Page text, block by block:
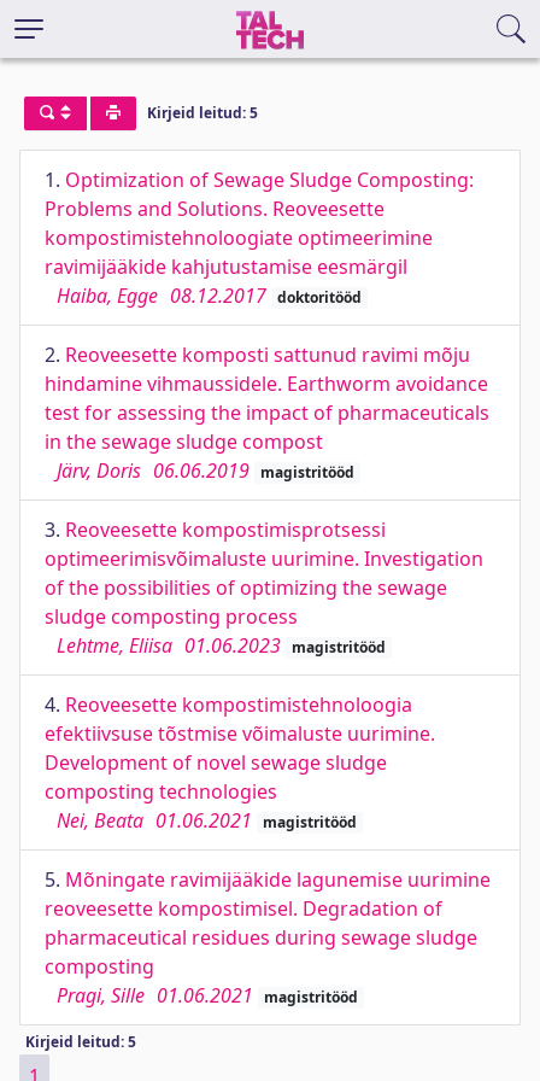
Kirjeid leitud: 5
1. Optimization of Sewage Sludge Composting:
Problems and Solutions. Reoveesette
kompostimistehnoloogiate optimeerimine
ravimijääkide kahjutustamise eesmärgil
Haiba, Egge 08.12.2017 doktoritööd
2. Reoveesette komposti sattunud ravimi mõju
hindamine vihmaussidele. Earthworm avoidance
test for assessing the impact of pharmaceuticals
in the sewage sludge compost
Järv, Doris 06.06.2019 magistritööd
3. Reoveesette kompostimisprotsessi
optimeerimisvõimaluste uurimine. Investigation
of the possibilities of optimizing the sewage
sludge composting process
Lehtme, Eliisa 01.06.2023 magistritööd
4. Reoveesette kompostimistehnoloogia
efektiivsuse tõstmise võimaluste uurimine.
Development of novel sewage sludge
composting technologies
Nei, Beata 01.06.2021 magistritööd
5. Mõningate ravimijääkide lagunemise uurimine
reoveesette kompostimisel. Degradation of
pharmaceutical residues during sewage sludge
composting
Pragi, Sille 01.06.2021 magistritööd
Kirjeid leitud: 5